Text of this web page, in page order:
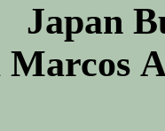
Japan
Marcos